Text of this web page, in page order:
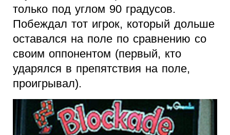
только под углом 90 градусов.
Побеждал тот игрок, который дольше
оставался на поле по сравнению со
своим оппонентом (первый, кто
ударялся в препятствия на поле,
проигрывал).